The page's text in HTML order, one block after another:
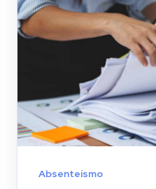
Absenteísmo